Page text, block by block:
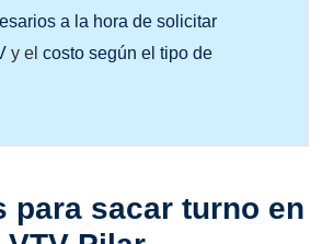
a la hora de solicitar
y el costo según el tipo de
para sacar turno en